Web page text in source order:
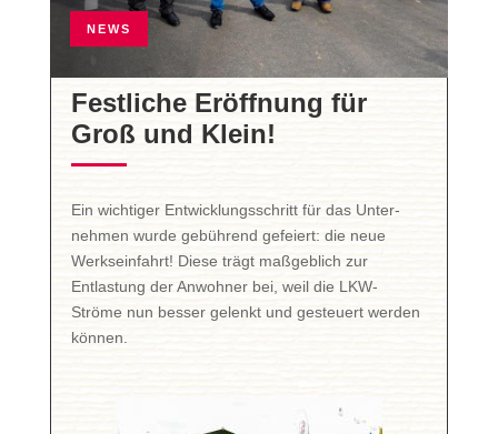
NEWS
Festliche Eröffnung für
Groß und Klein!
Ein wichtiger Entwicklungs­schritt für das Unter­
nehmen wurde gebührend gefeiert: die neue
Werks­einfahrt! Diese trägt maßgeblich zur
Entlastung der Anwohner bei, weil die LKW-
Ströme nun besser gelenkt und gesteuert werden
können.